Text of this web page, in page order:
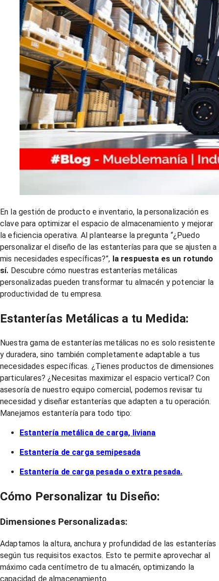
En la gestión de producto e inventario, la personalización es
clave para optimizar el espacio de almacenamiento y mejorar
la eficiencia operativa. Al plantearse la pregunta “¿Puedo
personalizar el diseño de las estanterías para que se ajusten a
mis necesidades específicas?”, la respuesta es un rotundo
sí. Descubre cómo nuestras estanterías metálicas
personalizadas pueden transformar tu almacén y potenciar la
productividad de tu empresa.
Estanterías Metálicas a tu Medida:
Nuestra gama de estanterías metálicas no es solo resistente
y duradera, sino también completamente adaptable a tus
necesidades específicas. ¿Tienes productos de dimensiones
particulares? ¿Necesitas maximizar el espacio vertical? Con
asesoría de nuestro equipo comercial, podemos revisar tu
necesidad y diseñar estanterías que adapten a tu operación.
Manejamos estantería para todo tipo:
Estantería metálica de carga, liviana
Estantería de carga semipesada
Estantería de carga pesada o extra pesada.
Cómo Personalizar tu Diseño:
Dimensiones Personalizadas:
Adaptamos la altura, anchura y profundidad de las estanterías
según tus requisitos exactos. Esto te permite aprovechar al
máximo cada centímetro de tu almacén, optimizando la
capacidad de almacenamiento.